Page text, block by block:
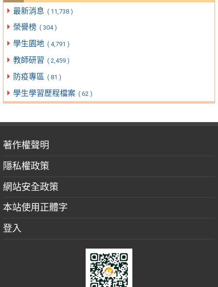
最新消息 ( 11,738 )
榮譽榜 ( 304 )
學生園地 ( 4,791 )
教師研習 ( 2,459 )
防疫專區 ( 81 )
學生學習歷程檔案 ( 62 )
著作權聲明
隱私權政策
網站安全政策
本站使用正體字
登入